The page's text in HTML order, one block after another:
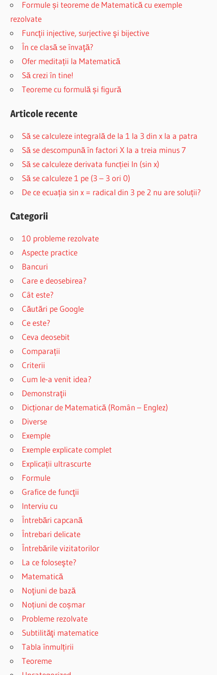
Formule și teoreme de Matematică cu exemple
rezolvate
Funcţii injective, surjective şi bijective
În ce clasă se învaţă?
Ofer meditații la Matematică
Să crezi în tine!
Teoreme cu formulă și figură
Articole recente
Să se calculeze integrală de la 1 la 3 din x la a patra
Să se descompună în factori X la a treia minus 7
Să se calculeze derivata funcției ln (sin x)
Să se calculeze 1 pe (3 – 3 ori 0)
De ce ecuația sin x = radical din 3 pe 2 nu are soluții?
Categorii
10 probleme rezolvate
Aspecte practice
Bancuri
Care e deosebirea?
Cât este?
Căutări pe Google
Ce este?
Ceva deosebit
Comparații
Criterii
Cum le-a venit idea?
Demonstraţii
Dicționar de Matematică (Român – Englez)
Diverse
Exemple
Exemple explicate complet
Explicații ultrascurte
Formule
Grafice de funcţii
Interviu cu
Întrebări capcană
Întrebari delicate
Întrebările vizitatorilor
La ce foloseşte?
Matematică
Noţiuni de bază
Noțiuni de coșmar
Probleme rezolvate
Subtilităţi matematice
Tabla înmulțirii
Teoreme